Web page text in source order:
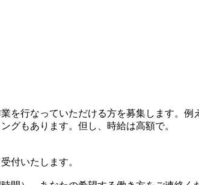
を行なっていただける方を募集します。
グもあります。但し、時給は高額で。
付いたします。